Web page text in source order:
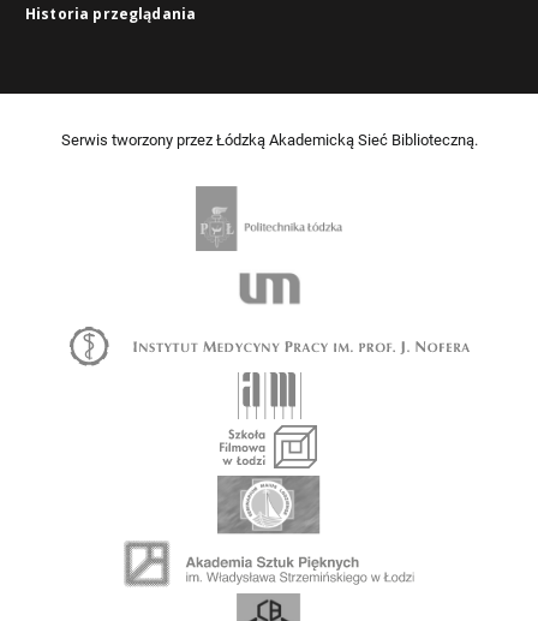
Historia przeglądania
Serwis tworzony przez Łódzką Akademicką Sieć Biblioteczną.